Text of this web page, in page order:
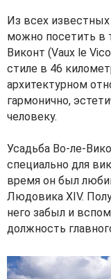
Из всех
можно посетить в
Виконт (Vaux le
стиле в 46
архитектурном
гармонично,
человеку.
Усадьба Во-ле-
специально для
время он был
Людовика XIV.
него забыл и
должность